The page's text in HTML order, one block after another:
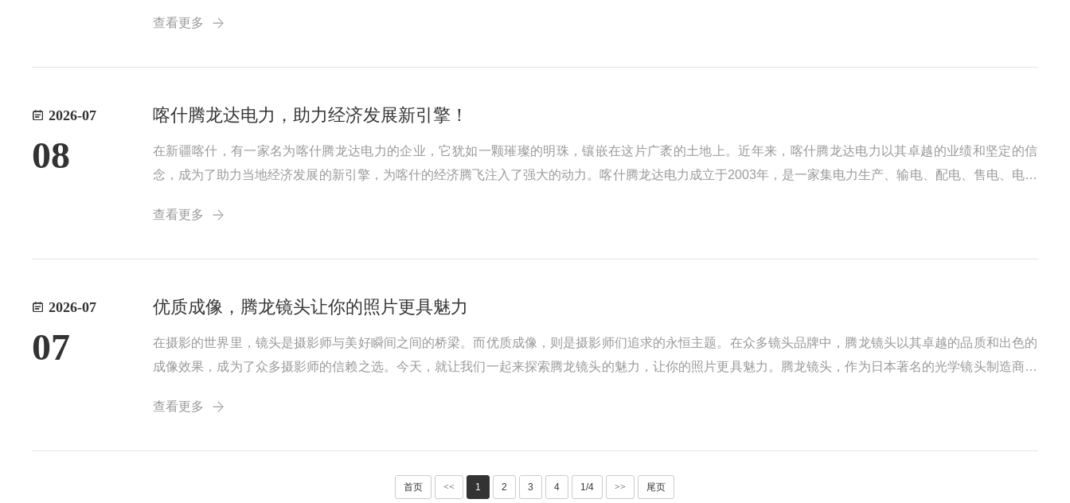
查看更多
2026-07
08
喀什腾龙达电力，助力经济发展新引擎！
在新疆喀什，有一家名为喀什腾龙达电力的企业，它犹如一颗璀璨的明珠，镶嵌在这片广袤的土地上。近年来，喀什腾龙达电力以其卓越的业绩和坚定的信
念，成为了助力当地经济发展的新引擎，为喀什的经济腾飞注入了强大的动力。喀什腾龙达电力成立于2003年，是一家集电力生产、输电、配电、售电、电力
查看更多
2026-07
07
优质成像，腾龙镜头让你的照片更具魅力
在摄影的世界里，镜头是摄影师与美好瞬间之间的桥梁。而优质成像，则是摄影师们追求的永恒主题。在众多镜头品牌中，腾龙镜头以其卓越的品质和出色的
成像效果，成为了众多摄影师的信赖之选。今天，就让我们一起来探索腾龙镜头的魅力，让你的照片更具魅力。腾龙镜头，作为日本著名的光学镜头制造商，
查看更多
首页 << 1 2 3 4 1/4 >> 尾页